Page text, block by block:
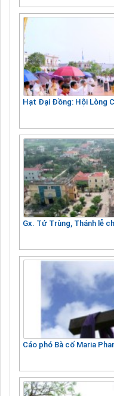
Hạt Đại Đồng: Hội Lòng
Gx. Tứ Trùng, Thánh lễ
Cáo phó Bà cố Maria